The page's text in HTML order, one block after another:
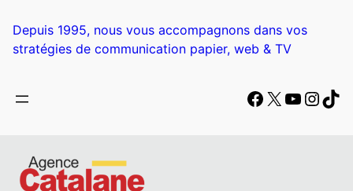
Depuis 1995, nous vous accompagnons dans vos
stratégies de communication papier, web & TV
Facebook
X